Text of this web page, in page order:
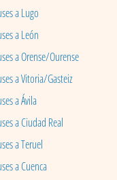
a Lugo
a León
a Orense/Ourense
a Vitoria/Gasteiz
a Ávila
a Ciudad Real
a Teruel
a Cuenca